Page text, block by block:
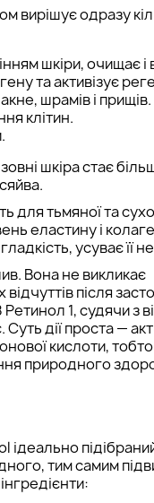
вирішує одразу
шкіри, очищає і
та активізує
шрамів і прищів.
клітин.
шкіра стає
для тьмяної та
еластину і
усуває її
Вона не викликає
після
1, судячи з
дії проста —
кислоти, тобто
природного
ідеально
тим самим